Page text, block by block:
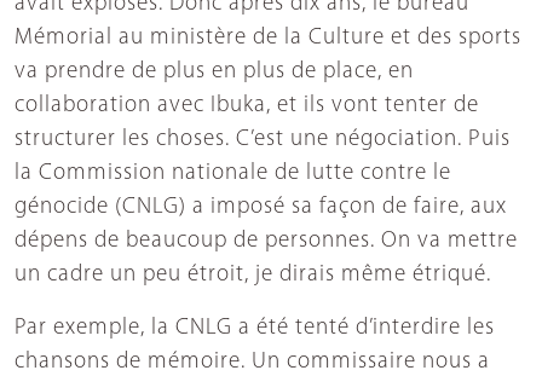
Mémorial au ministère de la Culture et des sports
va prendre de plus en plus de place, en
collaboration avec Ibuka, et ils vont tenter de
structurer les choses. C’est une négociation. Puis
la Commission nationale de lutte contre le
génocide (CNLG) a imposé sa façon de faire, aux
dépens de beaucoup de personnes. On va mettre
un cadre un peu étroit, je dirais même étriqué.
Par exemple, la CNLG a été tenté d’interdire les
chansons de mémoire. Un commissaire nous a